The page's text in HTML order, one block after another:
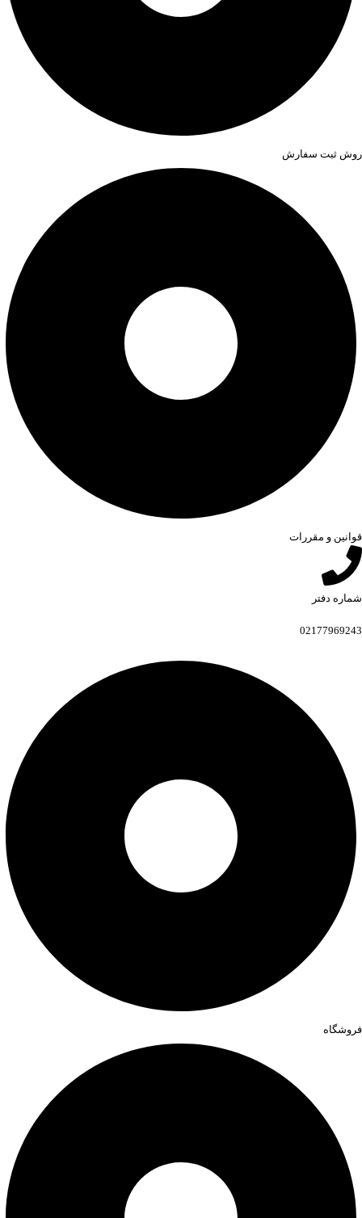
روش ثبت سفارش
قوانین و مقررات
شماره دفتر
02177969243
فروشگاه